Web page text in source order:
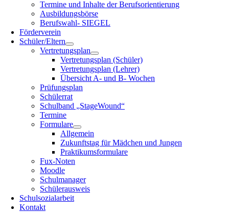
Termine und Inhalte der Berufsorientierung
Ausbildungsbörse
Berufswahl- SIEGEL
Förderverein
Schüler/Eltern
Vertretungsplan
Vertretungsplan (Schüler)
Vertretungsplan (Lehrer)
Übersicht A- und B- Wochen
Prüfungsplan
Schülerrat
Schulband „StageWound“
Termine
Formulare
Allgemein
Zukunftstag für Mädchen und Jungen
Praktikumsformulare
Fux-Noten
Moodle
Schulmanager
Schülerausweis
Schulsozialarbeit
Kontakt